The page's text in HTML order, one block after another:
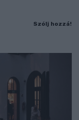
Szólj hozzá!